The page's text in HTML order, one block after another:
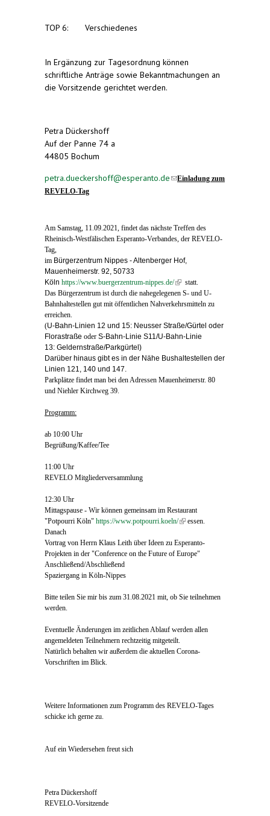
TOP 6: Verschiedenes
In Ergänzung zur Tagesordnung können
schriftliche Anträge sowie Bekanntmachungen an
die Vorsitzende gerichtet werden.
Petra Dückershoff
Auf der Panne 74 a
44805 Bochum
petra.dueckershoff@esperanto.de(link sends e-
Einladung zum
REVELO-Tag
Am Samstag, 11.09.2021, findet das nächste Treffen des
Rheinisch-Westfälischen Esperanto-Verbandes, der REVELO-
Tag,
im Bürgerzentrum Nippes - Altenberger Hof,
Mauenheimerstr. 92, 50733
Köln https://www.buergerzentrum-nippes.de/(link is external)
statt.
Das Bürgerzentrum ist durch die nahegelegenen S- und U-
Bahnhaltestellen gut mit öffentlichen Nahverkehrsmitteln zu
erreichen.
(U-Bahn-Linien 12 und 15: Neusser Straße/Gürtel oder
Florastraße oder S-Bahn-Linie S11/U-Bahn-Linie
13: Geldernstraße/Parkgürtel)
Darüber hinaus gibt es in der Nähe Bushaltestellen der
Linien 121, 140 und 147.
Parkplätze findet man bei den Adressen Mauenheimerstr. 80
und Niehler Kirchweg 39.
Programm:
ab 10:00 Uhr
Begrüßung/Kaffee/Tee
11:00 Uhr
REVELO Mitgliederversammlung
12:30 Uhr
Mittagspause - Wir können gemeinsam im Restaurant
"Potpourri Köln" https://www.potpourri.koeln/(link is external)
essen.
Danach
Vortrag von Herrn Klaus Leith über Ideen zu Esperanto-
Projekten in der "Conference on the Future of Europe"
Anschließend/Abschließend
Spaziergang in Köln-Nippes
Bitte teilen Sie mir bis zum 31.08.2021 mit, ob Sie teilnehmen
werden.
Eventuelle Änderungen im zeitlichen Ablauf werden allen
angemeldeten Teilnehmern rechtzeitig mitgeteilt.
Natürlich behalten wir außerdem die aktuellen Corona-
Vorschriften im Blick.
Weitere Informationen zum Programm des REVELO-Tages
schicke ich gerne zu.
Auf ein Wiedersehen freut sich
Petra Dückershoff
REVELO-Vorsitzende